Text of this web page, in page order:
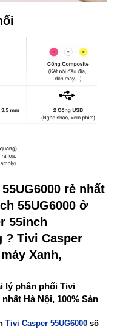
rẻ nhất
55UG6000 ở
55inch
? Tivi Casper
Xanh,
lý phân phối Tivi
Hà Nội, 100% Sản
Tivi Casper 55UG6000 số